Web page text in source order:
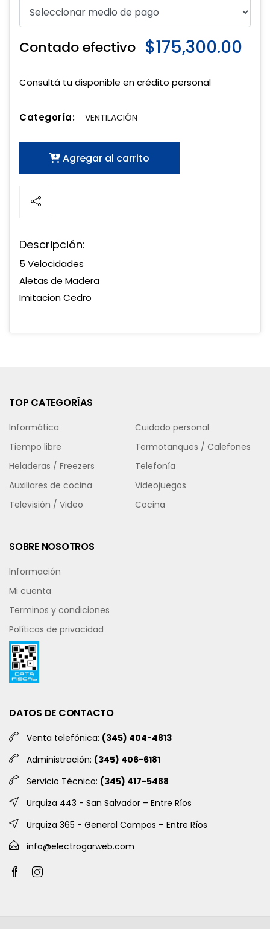
Contado efectivo $175,300.00
Consultá tu disponible en crédito personal
Categoría: VENTILACIÓN
Agregar al carrito
Descripción:
5 Velocidades
Aletas de Madera
Imitacion Cedro
TOP CATEGORÍAS
Informática
Cuidado personal
Tiempo libre
Termotanques / Calefones
Heladeras / Freezers
Telefonía
Auxiliares de cocina
Videojuegos
Televisión / Video
Cocina
SOBRE NOSOTROS
Información
Mi cuenta
Terminos y condiciones
Políticas de privacidad
DATOS DE CONTACTO
Venta telefónica: (345) 404-4813
Administración: (345) 406-6181
Servicio Técnico: (345) 417-5488
Urquiza 443 - San Salvador – Entre Ríos
Urquiza 365 - General Campos – Entre Ríos
info@electrogarweb.com